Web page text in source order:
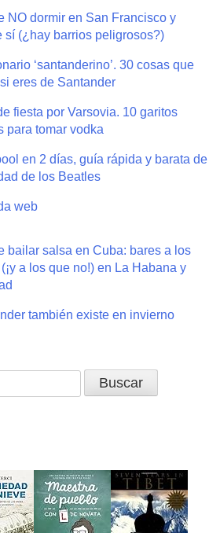
NO dormir en San Francisco y
sí (¿hay barrios peligrosos?)
‘santanderino’. 30 cosas que
eres de Santander
fiesta por Varsovia. 10 garitos
para tomar vodka
en 2 días, guía rápida y barata de
de los Beatles
web
bailar salsa en Cuba: bares a los
a los que no!) en La Habana y
también existe en invierno